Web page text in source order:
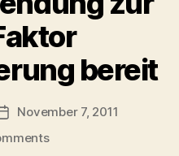
bereit
PostNovember 7, 2011
on